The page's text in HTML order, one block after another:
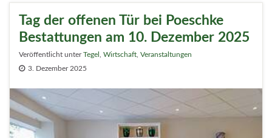
Tag der offenen Tür bei Poeschke
Bestattungen am 10. Dezember 2025
Veröffentlicht unterTegel Wirtschaft Veranstaltungen
3. Dezember 2025